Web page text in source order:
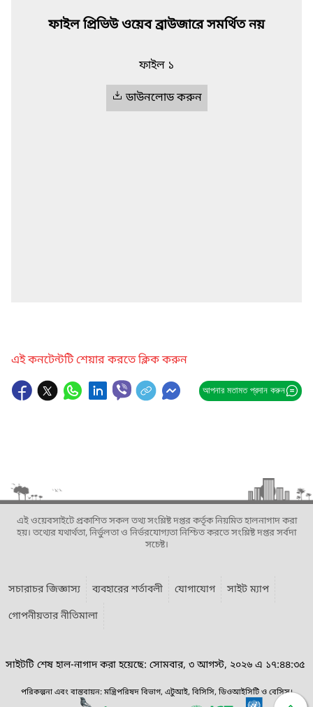
ফাইল প্রিভিউ ওয়েব ব্রাউজারে সমর্থিত নয়
ফাইল ১
ডাউনলোড করুন
এই কনটেন্টটি শেয়ার করতে ক্লিক করুন
আপনার মতামত প্রদান করুন
এই ওয়েবসাইটে প্রকাশিত সকল তথ্য সংশ্লিষ্ট দপ্তর কর্তৃক নিয়মিত হালনাগাদ করা
হয়। তথ্যের যথার্থতা, নির্ভুলতা ও নির্ভরযোগ্যতা নিশ্চিত করতে সংশ্লিষ্ট দপ্তর সর্বদা
সচেষ্ট।
সচারাচর জিজ্ঞাস্য ব্যবহারের শর্তাবলী যোগাযোগ
সাইট ম্যাপ
গোপনীয়তার নীতিমালা
সাইটটি শেষ হাল-নাগাদ করা হয়েছে: সোমবার, ৩ আগস্ট, ২০২৬ এ ১৭:৪৪:৩৫
পরিকল্পনা এবং বাস্তবায়ন: মন্ত্রিপরিষদ বিভাগ, এটুআই, বিসিসি, ডিওআইসিটি ও বেসিস।